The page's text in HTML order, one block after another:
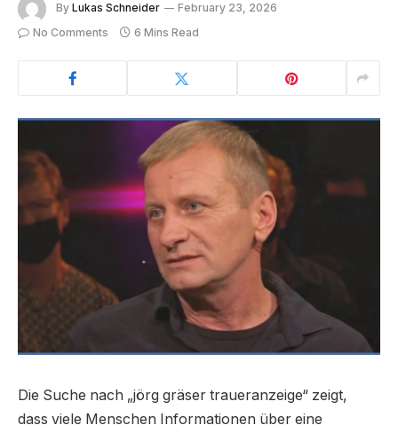
By Lukas Schneider
February 23, 2026
No Comments
6 Mins Read
Die Suche nach „jörg gräser traueranzeige“ zeigt,
dass viele Menschen Informationen über eine